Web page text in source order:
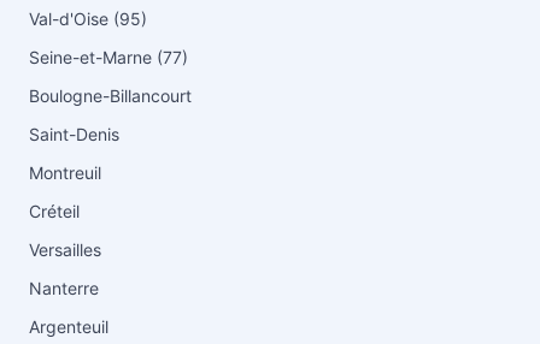
Val-d'Oise (95)
Seine-et-Marne (77)
Boulogne-Billancourt
Saint-Denis
Montreuil
Créteil
Versailles
Nanterre
Argenteuil